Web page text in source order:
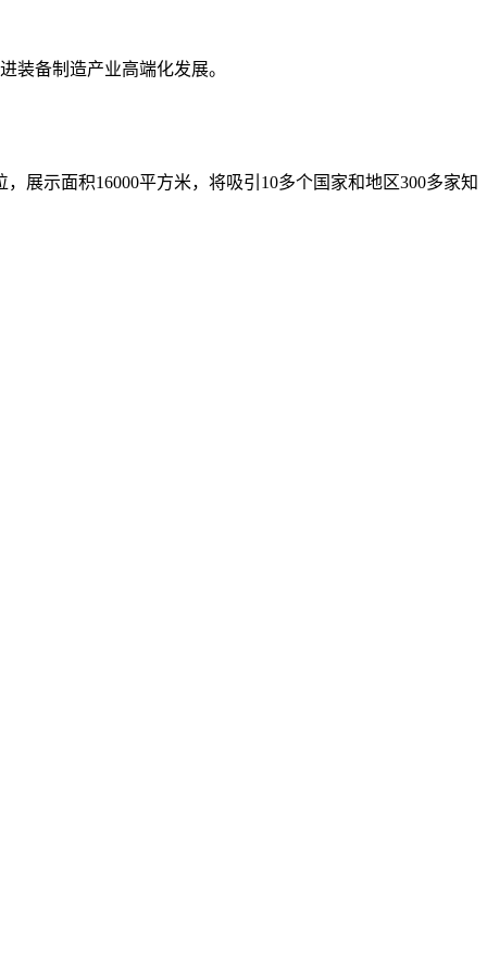
装备制造产业高端化发展。
展示面积16000平方米，将吸引10多个国家和地区300多家知